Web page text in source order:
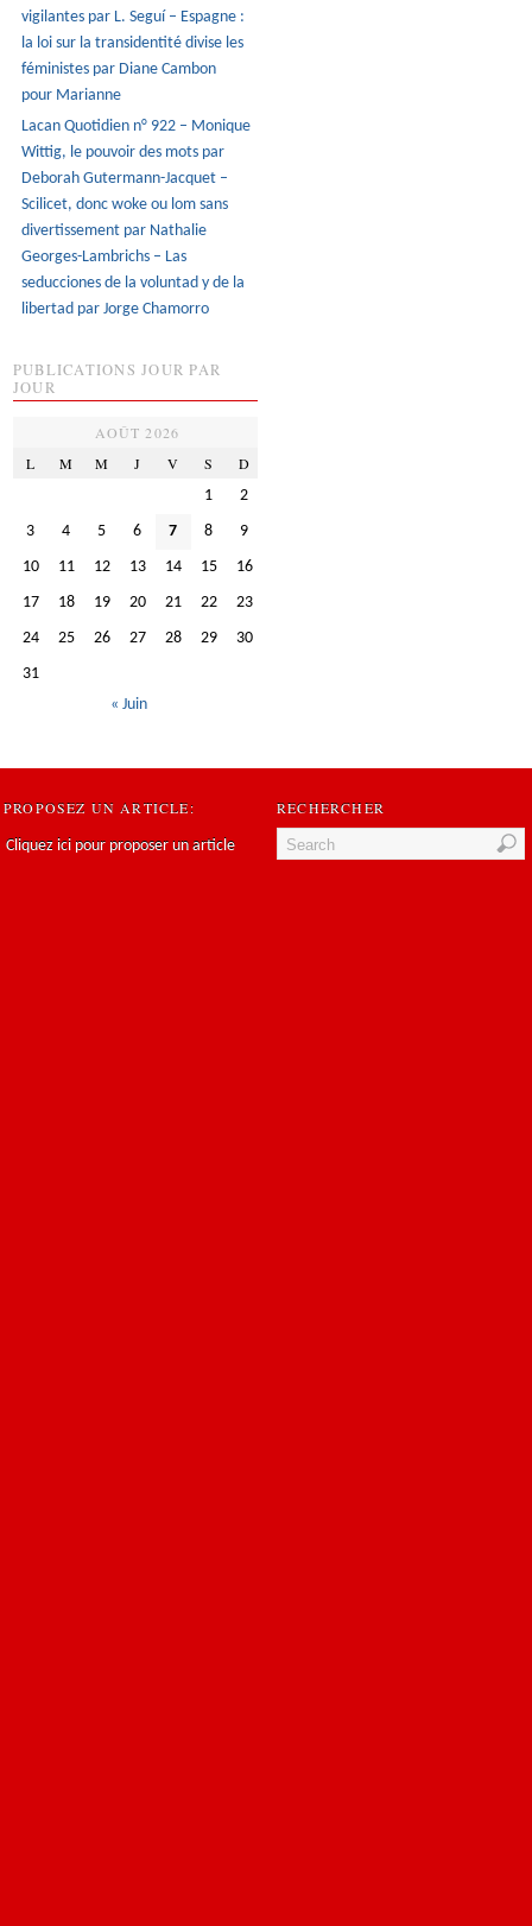
vigilantes par L. Seguí – Espagne :
la loi sur la transidentité divise les
féministes par Diane Cambon
pour Marianne
Lacan Quotidien n° 922 – Monique
Wittig, le pouvoir des mots par
Deborah Gutermann-Jacquet –
Scilicet, donc woke ou lom sans
divertissement par Nathalie
Georges-Lambrichs – Las
seducciones de la voluntad y de la
libertad par Jorge Chamorro
PUBLICATIONS JOUR PAR
JOUR
AOÛT 2026
L
M M J V S D
1
2
3
4 5 6 7 8
9
10
11 12 13 14 15
16
17
18 19 20 21 22
23
24
25 26 27 28 29
30
31
« Juin
PROPOSEZ UN ARTICLE:
Cliquez ici pour proposer un article
RECHERCHER